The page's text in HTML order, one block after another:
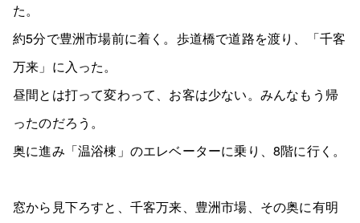
た。
約5分で豊洲市場前に着く。歩道橋で道路を渡り、「千客
万来」に入った。
昼間とは打って変わって、お客は少ない。みんなもう帰
ったのだろう。
奥に進み「温浴棟」のエレベーターに乗り、8階に行く。
窓から見下ろすと、千客万来、豊洲市場、その奥に有明